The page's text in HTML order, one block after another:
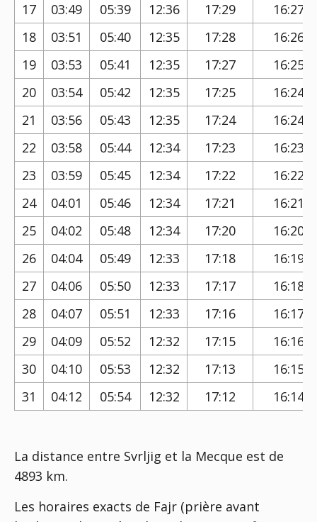
17
03:49 05:39 12:36 17:29
16:27
18
03:51 05:40 12:35 17:28
16:26
19
03:53 05:41 12:35 17:27
16:25
20
03:54 05:42 12:35 17:25
16:24
21
03:56 05:43 12:35 17:24
16:24
22
03:58 05:44 12:34 17:23
16:23
23
03:59 05:45 12:34 17:22
16:22
24
04:01 05:46 12:34 17:21
16:21
25
04:02 05:48 12:34 17:20
16:20
26
04:04 05:49 12:33 17:18
16:19
27
04:06 05:50 12:33 17:17
16:18
28
04:07 05:51 12:33 17:16
16:17
29
04:09 05:52 12:32 17:15
16:16
30
04:10 05:53 12:32 17:13
16:15
31
04:12 05:54 12:32 17:12 16:14
La distance entre Svrljig et la Mecque est de
4893 km.
Les horaires exacts de Fajr (prière avant